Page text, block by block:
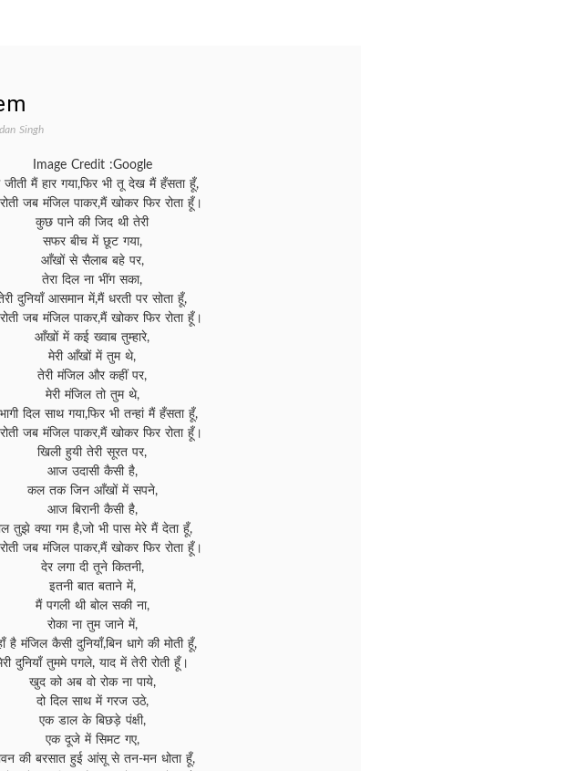
Singh
Image Credit :Google
जीती मैं हार गया,फिर भी तू देख मैं हँसता हूँ,
जब मंजिल पाकर,मैं खोकर फिर रोता हूँ।
कुछ पाने की जिद थी तेरी
सफर बीच में छूट गया,
आँखों से सैलाब बहे पर,
तेरा दिल ना भींग सका,
दुनियाँ आसमान में,मैं धरती पर सोता हूँ,
जब मंजिल पाकर,मैं खोकर फिर रोता हूँ।
आँखों में कई ख्वाब तुम्हारे,
मेरी आँखों में तुम थे,
तेरी मंजिल और कहीं पर,
मेरी मंजिल तो तुम थे,
दिल साथ गया,फिर भी तन्हां मैं हँसता हूँ,
जब मंजिल पाकर,मैं खोकर फिर रोता हूँ।
खिली हुयी तेरी सूरत पर,
आज उदासी कैसी है,
कल तक जिन आँखों में सपने,
आज बिरानी कैसी है,
तुझे क्या गम है,जो भी पास मेरे मैं देता हूँ,
जब मंजिल पाकर,मैं खोकर फिर रोता हूँ।
देर लगा दी तूने कितनी,
इतनी बात बताने में,
मैं पगली थी बोल सकी ना,
रोका ना तुम जाने में,
है मंजिल कैसी दुनियाँ,बिन धागे की मोती हूँ,
दुनियाँ तुममे पगले, याद में तेरी रोती हूँ।
खुद को अब वो रोक ना पाये,
दो दिल साथ में गरज उठे,
एक डाल के बिछड़े पंक्षी,
एक दूजे में सिमट गए,
की बरसात हुई आंसू से तन-मन धोता हूँ,